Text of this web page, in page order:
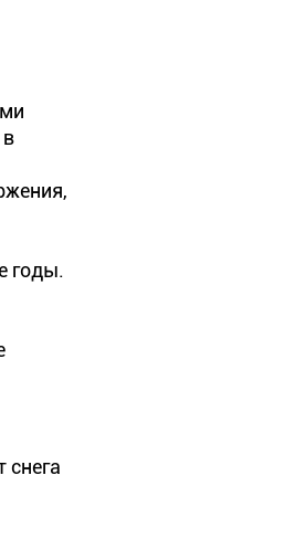
годы.
снега